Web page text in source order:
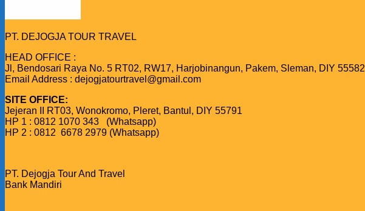
PT. DEJOGJA TOUR TRAVEL
HEAD OFFICE :
Jl, Bendosari Raya No. 5 RT02, RW17, Harjobinangun, Pakem, Sleman, DIY 55582
Email Address : dejogjatourtravel@gmail.com
SITE OFFICE:
Jejeran II RT03, Wonokromo, Pleret, Bantul, DIY 55791
HP 1 : 0812 1070 343 (Whatsapp)
HP 2 : 0812 6678 2979 (Whatsapp)
PT. Dejogja Tour And Travel
Bank Mandiri